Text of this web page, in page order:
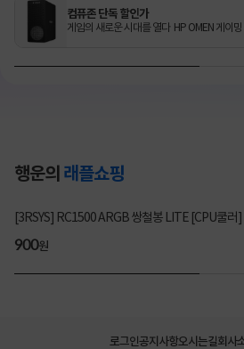
쿠폰★
컴퓨존 단독 할인가
게임의 새로운 시대를 열다 HP OMEN 게이
행운의 래플쇼핑
200원
3354명 참여
[3RSYS] RC1500 ARGB 쌍철봉 LITE [CPU쿨러
900원
200원
900원
로그인공지사항오시는길회사